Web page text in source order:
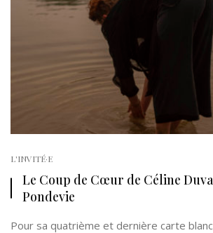
L'INVITÉ·E
Le Coup de Cœur de Céline
Pondevie
Pour sa quatrième et dernière carte